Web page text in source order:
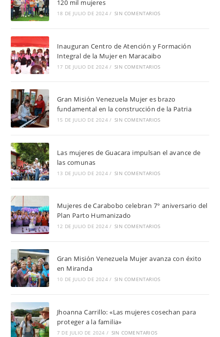
120 mil mujeres
18 DE JULIO DE 2024 / SIN COMENTARIOS
Inauguran Centro de Atención y Formación
Integral de la Mujer en Maracaibo
17 DE JULIO DE 2024 / SIN COMENTARIOS
Gran Misión Venezuela Mujer es brazo
fundamental en la construcción de la Patria
15 DE JULIO DE 2024 / SIN COMENTARIOS
Las mujeres de Guacara impulsan el avance de
las comunas
13 DE JULIO DE 2024 / SIN COMENTARIOS
Mujeres de Carabobo celebran 7° aniversario del
Plan Parto Humanizado
12 DE JULIO DE 2024 / SIN COMENTARIOS
Gran Misión Venezuela Mujer avanza con éxito
en Miranda
10 DE JULIO DE 2024 / SIN COMENTARIOS
Jhoanna Carrillo: «Las mujeres cosechan para
proteger a la familia»
7 DE JULIO DE 2024 / SIN COMENTARIOS